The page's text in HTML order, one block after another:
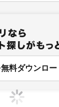
料ダウンロー